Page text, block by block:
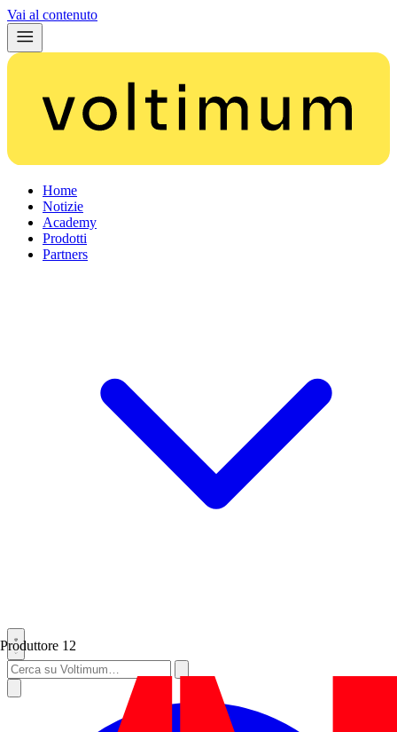
Vai al contenuto
Home
Notizie
Academy
Prodotti
Partners
Produttore 12